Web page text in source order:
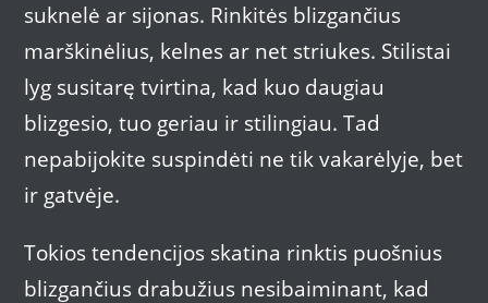
suknelė ar sijonas. Rinkitės blizgančius
marškinėlius, kelnes ar net striukes. Stilistai
lyg susitarę tvirtina, kad kuo daugiau
blizgesio, tuo geriau ir stilingiau. Tad
nepabijokite suspindėti ne tik vakarėlyje, bet
ir gatvėje.
Tokios tendencijos skatina rinktis puošnius
blizgančius drabužius nesibaiminant, kad